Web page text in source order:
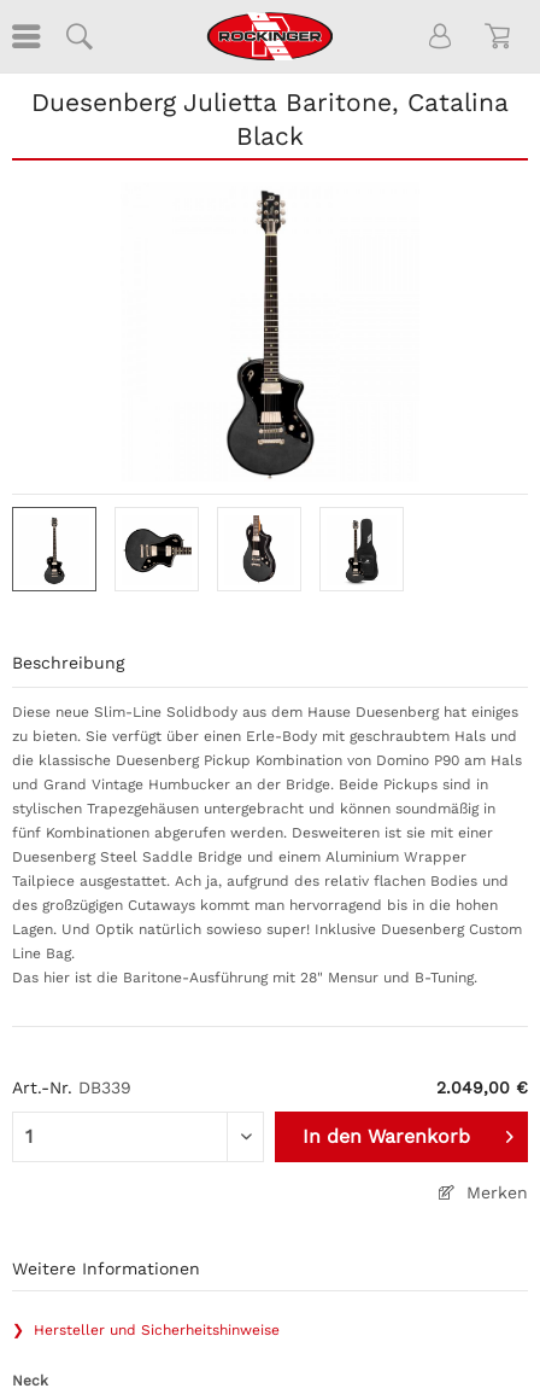
Duesenberg Julietta Baritone, Catalina
Black
Art.-Nr. DB339 2.049,00 €
In den Warenkorb
Merken
Beschreibung
Diese neue Slim-Line Solidbody aus dem Hause Duesenberg hat einiges
zu bieten. Sie verfügt über einen Erle-Body mit geschraubtem Hals und
die klassische Duesenberg Pickup Kombination von Domino P90 am Hals
und Grand Vintage Humbucker an der Bridge. Beide Pickups sind in
stylischen Trapezgehäusen untergebracht und können soundmäßig in
fünf Kombinationen abgerufen werden. Desweiteren ist sie mit einer
Duesenberg Steel Saddle Bridge und einem Aluminium Wrapper
Tailpiece ausgestattet. Ach ja, aufgrund des relativ flachen Bodies und
des großzügigen Cutaways kommt man hervorragend bis in die hohen
Lagen. Und Optik natürlich sowieso super! Inklusive Duesenberg Custom
Line Bag.
Das hier ist die Baritone-Ausführung mit 28" Mensur und B-Tuning.
Weitere Informationen
❯ Hersteller und Sicherheitshinweise
Neck